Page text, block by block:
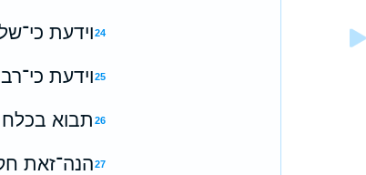
24וידעת
25וידעת
26 תבוא בכלח
27הנה־זאת